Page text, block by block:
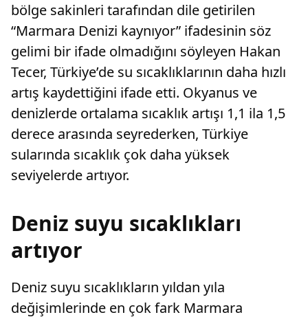
bölge sakinleri tarafından dile getirilen
“Marmara Denizi kaynıyor” ifadesinin söz
gelimi bir ifade olmadığını söyleyen Hakan
Tecer, Türkiye’de su sıcaklıklarının daha hızlı
artış kaydettiğini ifade etti. Okyanus ve
denizlerde ortalama sıcaklık artışı 1,1 ila 1,5
derece arasında seyrederken, Türkiye
sularında sıcaklık çok daha yüksek
seviyelerde artıyor.
Deniz suyu sıcaklıkları
artıyor
Deniz suyu sıcaklıkların yıldan yıla
değişimlerinde en çok fark Marmara